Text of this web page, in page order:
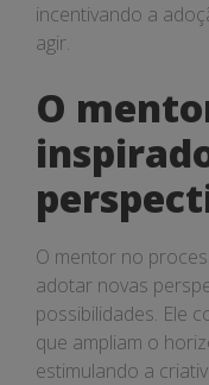
incentivando a
agir.
O
O mentor no
adotar novas
possibilidades. Ele
que ampliam o
estimulando a